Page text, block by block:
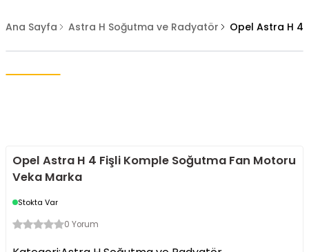
Ana Sayfa Astra H Soğutma ve Radyatör Opel Astra H 4
Opel Astra H 4 Fişli Komple Soğutma Fan Motoru
Veka Marka
Stokta Var
0 Yorum